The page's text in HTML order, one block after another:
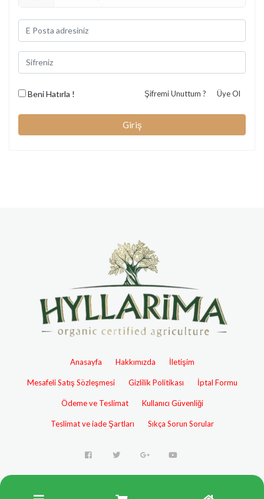
Beni Hatırla ! Üye Ol
Şifremi Unuttum ?
Anasayfa Hakkımızda İletişim
Mesafeli Satış Sözleşmesi Gizlilik Politikası İptal Formu
Ödeme ve Teslimat Kullanıcı Güvenliği
Teslimat ve iade Şartları Sıkça Sorun Sorular